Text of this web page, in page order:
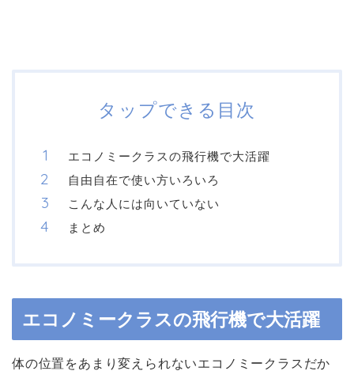
タップできる目次
エコノミークラスの飛行機で大活躍
自由自在で使い方いろいろ
こんな人には向いていない
まとめ
エコノミークラスの飛行機で大活躍
体の位置をあまり変えられないエコノミークラスだか